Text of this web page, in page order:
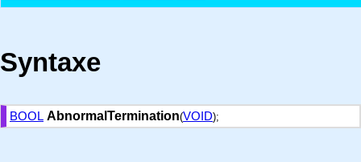
Syntaxe
BOOL AbnormalTermination(VOID);